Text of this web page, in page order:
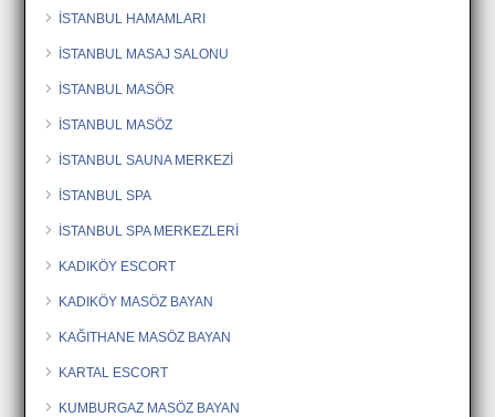
İSTANBUL HAMAMLARI
İSTANBUL MASAJ SALONU
İSTANBUL MASÖR
İSTANBUL MASÖZ
İSTANBUL SAUNA MERKEZİ
İSTANBUL SPA
İSTANBUL SPA MERKEZLERİ
KADIKÖY ESCORT
KADIKÖY MASÖZ BAYAN
KAĞITHANE MASÖZ BAYAN
KARTAL ESCORT
KUMBURGAZ MASÖZ BAYAN